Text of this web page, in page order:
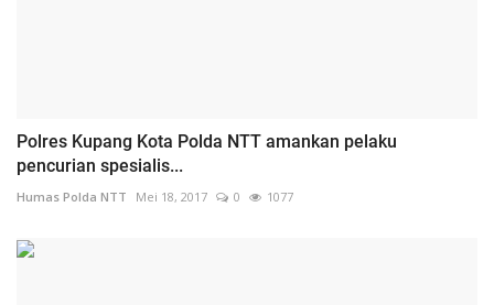
Polres Kupang Kota Polda NTT amankan pelaku
pencurian spesialis...
Humas Polda NTT Mei 18, 2017 0 1077